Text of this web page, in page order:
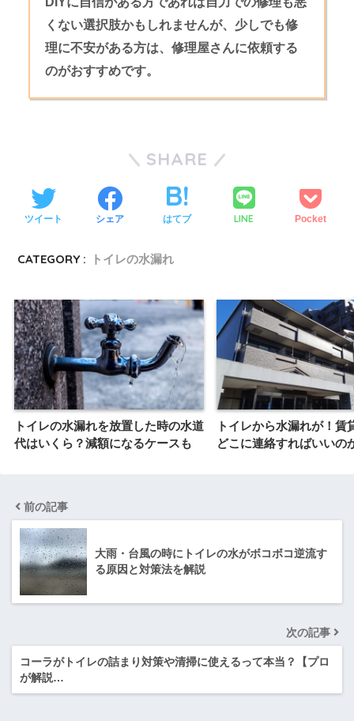
くない選択肢かもしれませんが、少しでも修
理に不安がある方は、修理屋さんに依頼する
のがおすすめです。
SHARE
ツイート シェア はてブ LINE Pocket
CATEGORY : トイレの水漏れ
トイレの水漏れを放置した時の水道
代はいくら？減額になるケースも
トイレから水漏れが！賃
どこに連絡すればいいの
前の記事
大雨・台風の時にトイレの水がボコボコ逆流す
る原因と対策法を解説
次の記事
コーラがトイレの詰まり対策や清掃に使えるって本当？【プロ
が解説…